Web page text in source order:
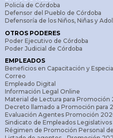
Policía de Córdoba
Defensor del Pueblo de Córdoba
Defensoría de los Niños, Niñas y
OTROS PODERES
Poder Ejecutivo de Córdoba
Poder Judicial de Córdoba
EMPLEADOS
Beneficios en Capacitación y
Correo
Empleado Digital
Información Legal Online
Material de Lectura para Promoción
Decreto llamado a Promoción para
Evaluación Agentes Promoción
Sindicato de Empleados
Régimen de Promoción Personal